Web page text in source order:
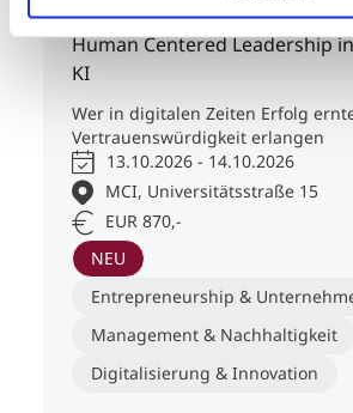
Human Centered Leadership
KI
Wer in digitalen Zeiten Erfolg
Vertrauenswürdigkeit erlangen
13.10.2026 - 14.10.2026
MCI, Universitätsstraße 15
EUR 870,-
NEU
Entrepreneurship &
Management & Nachhaltigkeit
Digitalisierung & Innovation